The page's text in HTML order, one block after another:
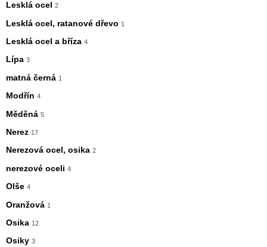
Lesklá ocel 2
Lesklá ocel, ratanové dřevo 1
Lesklá ocel a bříza 4
Lípa 3
matná černá 1
Modřín 4
Měděná 5
Nerez 17
Nerezová ocel, osika 2
nerezové oceli 4
Olše 4
Oranžová 1
Osika 12
Osiky 3